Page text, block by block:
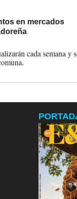
en mercados
cada semana y